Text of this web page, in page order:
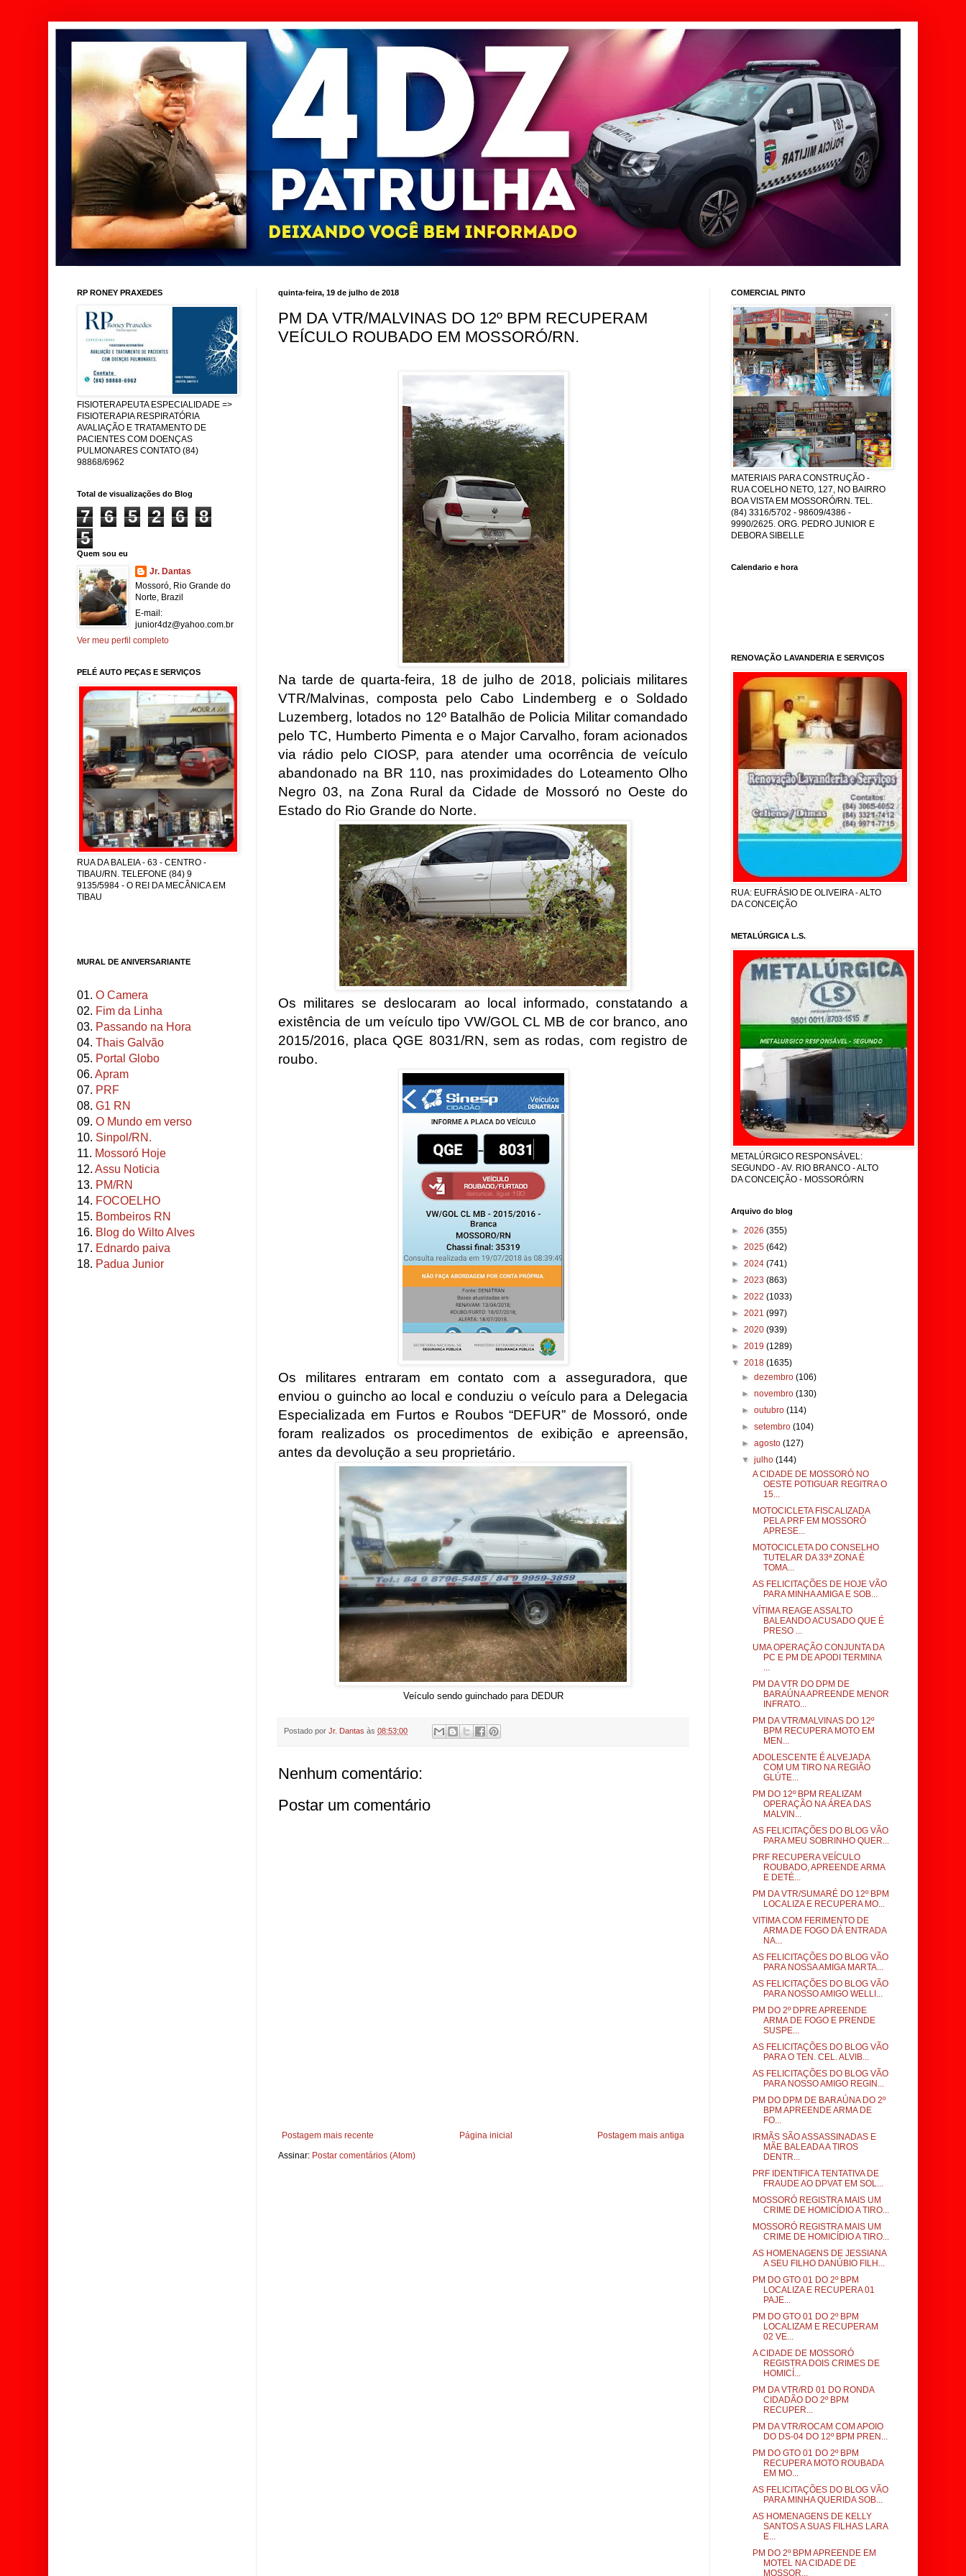
quinta-feira, 19 de julho de 2018
PM DA VTR/MALVINAS DO 12º BPM RECUPERAM
VEÍCULO ROUBADO EM MOSSORÓ/RN.
Na tarde de quarta-feira, 18 de julho de 2018, policiais militares
VTR/Malvinas, composta pelo Cabo Lindemberg e o Soldado
Luzemberg, lotados no 12º Batalhão de Policia Militar comandado
pelo TC, Humberto Pimenta e o Major Carvalho, foram acionados
via rádio pelo CIOSP, para atender uma ocorrência de veículo
abandonado na BR 110, nas proximidades do Loteamento Olho
Negro 03, na Zona Rural da Cidade de Mossoró no Oeste do
Estado do Rio Grande do Norte.
Os militares se deslocaram ao local informado, constatando a
existência de um veículo tipo VW/GOL CL MB de cor branco, ano
2015/2016, placa QGE 8031/RN, sem as rodas, com registro de
roubo.
Os militares entraram em contato com a asseguradora, que
enviou o guincho ao local e conduziu o veículo para a Delegacia
Especializada em Furtos e Roubos “DEFUR” de Mossoró, onde
foram realizados os procedimentos de exibição e apreensão,
antes da devolução a seu proprietário.
Veículo sendo guinchado para DEDUR
Postado por Jr. Dantas às 08:53:00
Nenhum comentário:
Postar um comentário
Postagem mais recente Postagem mais antiga
Página inicial
Assinar: Postar comentários (Atom)
RP RONEY PRAXEDES
FISIOTERAPEUTA ESPECIALIDADE =>
FISIOTERAPIA RESPIRATÓRIA
AVALIAÇÃO E TRATAMENTO DE
PACIENTES COM DOENÇAS
PULMONARES CONTATO (84)
98868/6962
Total de visualizações do Blog
7 6 5 2 6
8
5
Quem sou eu
Jr. Dantas
Mossoró, Rio Grande do
Norte, Brazil
E-mail:
junior4dz@yahoo.com.br
Ver meu perfil completo
PELÉ AUTO PEÇAS E SERVIÇOS
RUA DA BALEIA - 63 - CENTRO -
TIBAU/RN. TELEFONE (84) 9
9135/5984 - O REI DA MECÂNICA EM
TIBAU
MURAL DE ANIVERSARIANTE
01. O Camera
02. Fim da Linha
03. Passando na Hora
04. Thais Galvão
05. Portal Globo
06. Apram
07. PRF
08. G1 RN
09. O Mundo em verso
10. Sinpol/RN.
11. Mossoró Hoje
12. Assu Noticia
13. PM/RN
14. FOCOELHO
15. Bombeiros RN
16. Blog do Wilto Alves
17. Ednardo paiva
18. Padua Junior
COMERCIAL PINTO
MATERIAIS PARA CONSTRUÇÃO -
RUA COELHO NETO, 127, NO BAIRRO
BOA VISTA EM MOSSORÓ/RN. TEL.
(84) 3316/5702 - 98609/4386 -
9990/2625. ORG. PEDRO JUNIOR E
DEBORA SIBELLE
Calendario e hora
RENOVAÇÃO LAVANDERIA E SERVIÇOS
RUA: EUFRÁSIO DE OLIVEIRA - ALTO
DA CONCEIÇÃO
METALÚRGICA L.S.
METALÚRGICO RESPONSÁVEL:
SEGUNDO - AV. RIO BRANCO - ALTO
DA CONCEIÇÃO - MOSSORÓ/RN
Arquivo do blog
► 2026 (355)
► 2025 (642)
► 2024 (741)
► 2023 (863)
► 2022 (1033)
► 2021 (997)
► 2020 (939)
► 2019 (1289)
▼ 2018 (1635)
►dezembro(106)
►novembro(130)
►outubro(114)
►setembro(104)
►agosto(127)
▼julho(144)
A CIDADE DE MOSSORÓ NO
OESTE POTIGUAR REGITRA O
15...
MOTOCICLETA FISCALIZADA
PELA PRF EM MOSSORÓ
APRESE...
MOTOCICLETA DO CONSELHO
TUTELAR DA 33ª ZONA É
TOMA...
AS FELICITAÇÕES DE HOJE VÃO
PARA MINHA AMIGA E SOB...
VÍTIMA REAGE ASSALTO
BALEANDO ACUSADO QUE É
PRESO ...
UMA OPERAÇÃO CONJUNTA DA
PC E PM DE APODI TERMINA
...
PM DA VTR DO DPM DE
BARAÚNA APREENDE MENOR
INFRATO...
PM DA VTR/MALVINAS DO 12º
BPM RECUPERA MOTO EM
MEN...
ADOLESCENTE É ALVEJADA
COM UM TIRO NA REGIÃO
GLÚTE...
PM DO 12º BPM REALIZAM
OPERAÇÃO NA ÁREA DAS
MALVIN...
AS FELICITAÇÕES DO BLOG VÃO
PARA MEU SOBRINHO QUER...
PRF RECUPERA VEÍCULO
ROUBADO, APREENDE ARMA
E DETÉ...
PM DA VTR/SUMARÉ DO 12º BPM
LOCALIZA E RECUPERA MO...
VITIMA COM FERIMENTO DE
ARMA DE FOGO DÁ ENTRADA
NA...
AS FELICITAÇÕES DO BLOG VÃO
PARA NOSSA AMIGA MARTA...
AS FELICITAÇÕES DO BLOG VÃO
PARA NOSSO AMIGO WELLI...
PM DO 2º DPRE APREENDE
ARMA DE FOGO E PRENDE
SUSPE...
AS FELICITAÇÕES DO BLOG VÃO
PARA O TEN. CEL. ALVIB...
AS FELICITAÇÕES DO BLOG VÃO
PARA NOSSO AMIGO REGIN...
PM DO DPM DE BARAÚNA DO 2º
BPM APREENDE ARMA DE
FO...
IRMÃS SÃO ASSASSINADAS E
MÃE BALEADA A TIROS
DENTR...
PRF IDENTIFICA TENTATIVA DE
FRAUDE AO DPVAT EM SOL...
MOSSORÓ REGISTRA MAIS UM
CRIME DE HOMICÍDIO A TIRO...
MOSSORÓ REGISTRA MAIS UM
CRIME DE HOMICÍDIO A TIRO...
AS HOMENAGENS DE JESSIANA
A SEU FILHO DANÚBIO FILH...
PM DO GTO 01 DO 2º BPM
LOCALIZA E RECUPERA 01
PAJE...
PM DO GTO 01 DO 2º BPM
LOCALIZAM E RECUPERAM
02 VE...
A CIDADE DE MOSSORÓ
REGISTRA DOIS CRIMES DE
HOMICÍ...
PM DA VTR/RD 01 DO RONDA
CIDADÃO DO 2º BPM
RECUPER...
PM DA VTR/ROCAM COM APOIO
DO DS-04 DO 12º BPM PREN...
PM DO GTO 01 DO 2º BPM
RECUPERA MOTO ROUBADA
EM MO...
AS FELICITAÇÕES DO BLOG VÃO
PARA MINHA QUERIDA SOB...
AS HOMENAGENS DE KELLY
SANTOS A SUAS FILHAS LARA
E...
PM DO 2º BPM APREENDE EM
MOTEL NA CIDADE DE
MOSSOR...